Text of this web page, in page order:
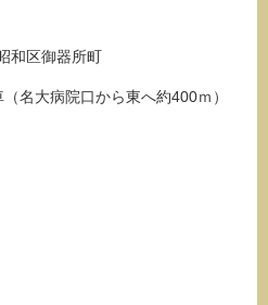
和区御器所町
名大病院口から東へ約400ｍ）